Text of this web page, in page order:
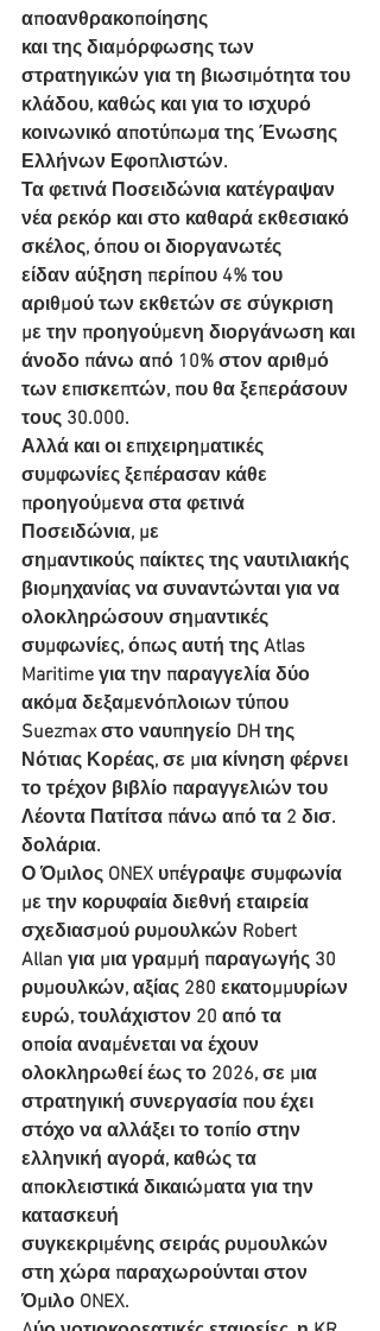
αποανθρακοποίησης
και της διαμόρφωσης των
στρατηγικών για τη βιωσιμότητα του
κλάδου, καθώς και για το ισχυρό
κοινωνικό αποτύπωμα της Ένωσης
Ελλήνων Εφοπλιστών.
Τα φετινά Ποσειδώνια κατέγραψαν
νέα ρεκόρ και στο καθαρά εκθεσιακό
σκέλος, όπου οι διοργανωτές
είδαν αύξηση περίπου 4% του
αριθμού των εκθετών σε σύγκριση
με την προηγούμενη διοργάνωση και
άνοδο πάνω από 10% στον αριθμό
των επισκεπτών, που θα ξεπεράσουν
τους 30.000.
Αλλά και οι επιχειρηματικές
συμφωνίες ξεπέρασαν κάθε
προηγούμενα στα φετινά
Ποσειδώνια, με
σημαντικούς παίκτες της ναυτιλιακής
βιομηχανίας να συναντώνται για να
ολοκληρώσουν σημαντικές
συμφωνίες, όπως αυτή της Atlas
Maritime για την παραγγελία δύο
ακόμα δεξαμενόπλοιων τύπου
Suezmax στο ναυπηγείο DH της
Νότιας Κορέας, σε μια κίνηση φέρνει
το τρέχον βιβλίο παραγγελιών του
Λέοντα Πατίτσα πάνω από τα 2 δισ.
δολάρια.
Ο Όμιλος ONEX υπέγραψε συμφωνία
με την κορυφαία διεθνή εταιρεία
σχεδιασμού ρυμουλκών Robert
Allan για μια γραμμή παραγωγής 30
ρυμουλκών, αξίας 280 εκατομμυρίων
ευρώ, τουλάχιστον 20 από τα
οποία αναμένεται να έχουν
ολοκληρωθεί έως το 2026, σε μια
στρατηγική συνεργασία που έχει
στόχο να αλλάξει το τοπίο στην
ελληνική αγορά, καθώς τα
αποκλειστικά δικαιώματα για την
κατασκευή
συγκεκριμένης σειράς ρυμουλκών
στη χώρα παραχωρούνται στον
Όμιλο ONEX.